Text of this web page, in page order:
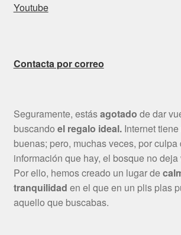
Youtube
Contacta por correo
Seguramente, estásagotado de dar
buscando el regalo ideal.Internet tiene
buenas; pero, muchas veces, por culpa
información que hay, el bosque no
Por ello, hemos creado un lugar de
tranquilidad en el que en un plis plas
aquello que buscabas.